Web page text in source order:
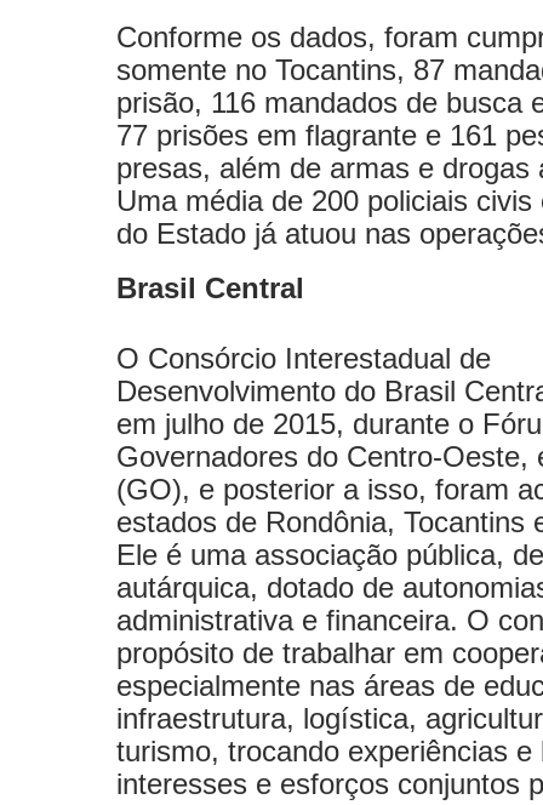
Conforme os dados, foram
somente no Tocantins, 87
prisão, 116 mandados de busca
77 prisões em flagrante e 161
presas, além de armas e drogas
Uma média de 200 policiais civis
do Estado já atuou nas
Brasil Central
O Consórcio Interestadual de
Desenvolvimento do Brasil
em julho de 2015, durante o
Governadores do Centro-Oeste,
(GO), e posterior a isso, foram
estados de Rondônia, Tocantins
Ele é uma associação pública,
autárquica, dotado de
administrativa e financeira. O
propósito de trabalhar em
especialmente nas áreas de
infraestrutura, logística,
turismo, trocando experiências e
interesses e esforços conjuntos